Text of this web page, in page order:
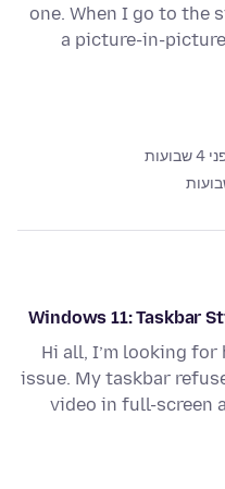
one. When I go to the
a picture-in-
Windows 11: Taskbar
Hi all, I’m looking
issue. My taskbar
video in full-screen